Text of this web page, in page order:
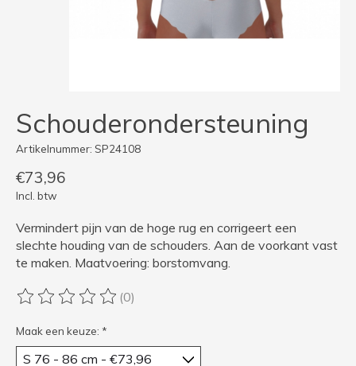
Schouderondersteuning
Artikelnummer: SP24108
€73,96
Incl. btw
Vermindert pijn van de hoge rug en corrigeert een
slechte houding van de schouders. Aan de voorkant vast
te maken. Maatvoering: borstomvang.
De beoordeling van dit product is
(0)
Maak een keuze: *